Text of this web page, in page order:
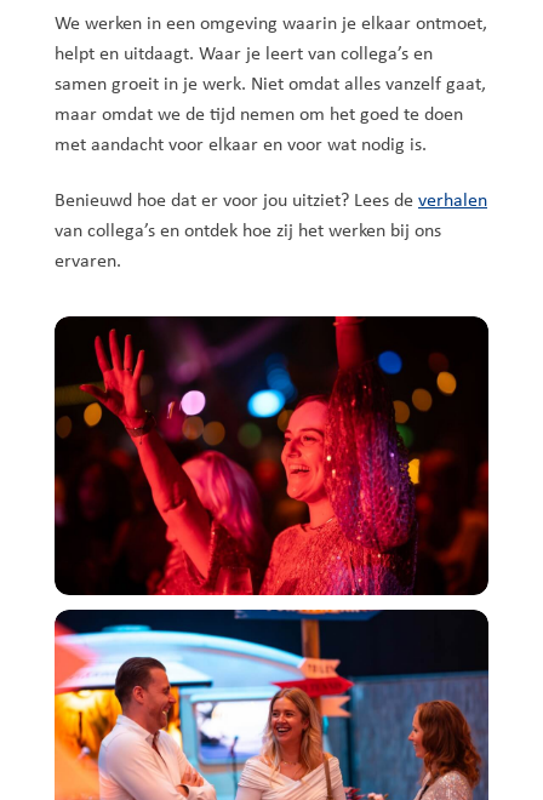
We werken in een omgeving waarin je elkaar ontmoet,
helpt en uitdaagt. Waar je leert van collega’s en
samen groeit in je werk. Niet omdat alles vanzelf gaat,
maar omdat we de tijd nemen om het goed te doen
met aandacht voor elkaar en voor wat nodig is.
Benieuwd hoe dat er voor jou uitziet? Lees de verhalen
van collega’s en ontdek hoe zij het werken bij ons
ervaren.